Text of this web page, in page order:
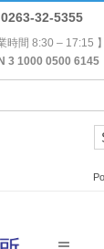
32-5355
間 8:30 – 17:15 】
3 1000 0500 6145